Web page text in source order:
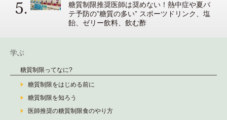
糖質制限推奨医師は奨めない！熱中症や夏バ
テ予防の”糖質の多い” スポーツドリンク、塩
飴、ゼリー飲料、飲む酢
学ぶ
糖質制限ってなに?
糖質制限をはじめる前に
糖質制限を知ろう
医師推奨の糖質制限食のやり方